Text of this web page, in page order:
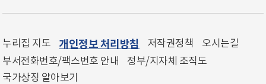
누리집 지도 개인정보 처리방침 저작권정책
오시는길
부서전화번호/팩스번호 안내
정부/지자체 조직도
국가상징 알아보기